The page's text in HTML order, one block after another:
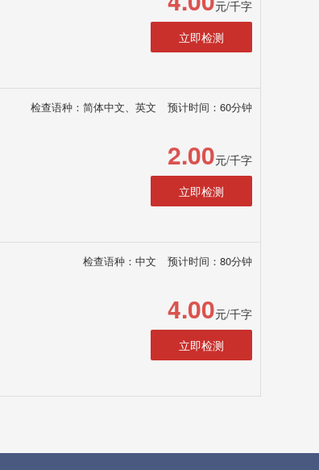
元/千字
立即检测
检查语种：简体中文、英文 预计时间：60分钟
2.00元/千字
立即检测
检查语种：中文 预计时间：80分钟
4.00元/千字
立即检测